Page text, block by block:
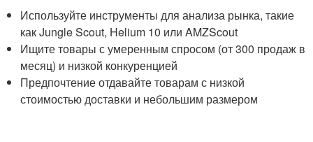
Используйте инструменты для анализа рынка, такие
как Jungle Scout, Helium 10 или AMZScout
Ищите товары с умеренным спросом (от 300 продаж в
месяц) и низкой конкуренцией
Предпочтение отдавайте товарам с низкой
стоимостью доставки и небольшим размером